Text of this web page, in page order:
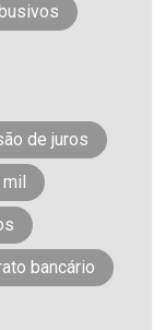
de juros
bancário